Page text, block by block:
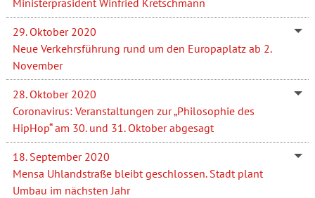
29. Oktober 2020
Neue Verkehrsführung rund um den Europaplatz ab 2.
November
28. Oktober 2020
Coronavirus: Veranstaltungen zur „Philosophie des
HipHop“ am 30. und 31. Oktober abgesagt
18. September 2020
Mensa Uhlandstraße bleibt geschlossen. Stadt plant
Umbau im nächsten Jahr